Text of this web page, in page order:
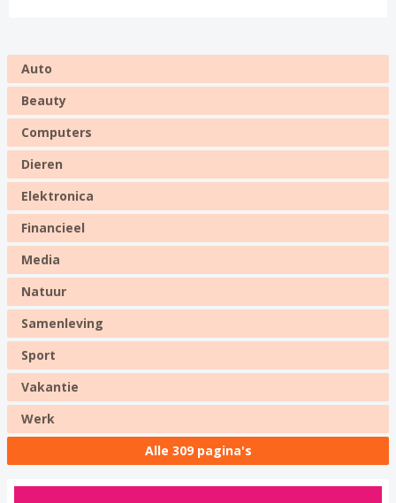
Auto
Beauty
Computers
Dieren
Elektronica
Financieel
Media
Natuur
Samenleving
Sport
Vakantie
Werk
Alle 309 pagina's